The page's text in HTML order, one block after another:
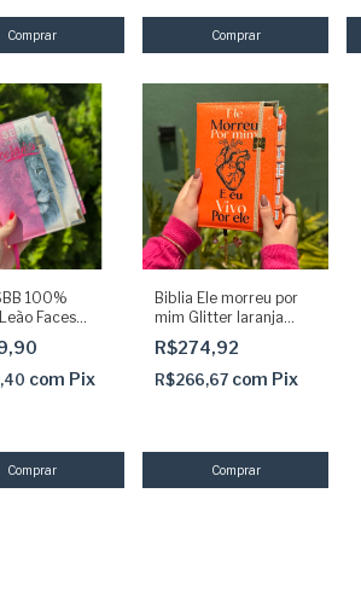
100%
Faces
Abas
+ Elástico
| Capa Dura
com Pix
Biblia Ele morreu por
mim Glitter laranja
com Abas adesivas e
elástico NAA
R$274,92
R$266,67 com Pix